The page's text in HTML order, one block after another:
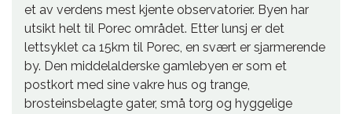
et av verdens mest kjente observatorier. Byen har
utsikt helt til Porec området. Etter lunsj er det
lettsyklet ca 15km til Porec, en svært er sjarmerende
by. Den middelalderske gamlebyen er som et
postkort med sine vakre hus og trange,
brosteinsbelagte gater, små torg og hyggelige